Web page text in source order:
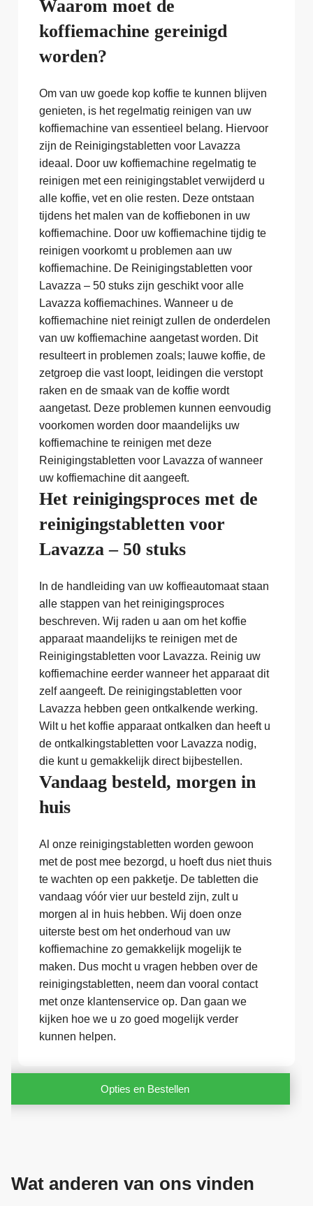
Waarom moet de
koffiemachine gereinigd
worden?
Om van uw goede kop koffie te kunnen blijven
genieten, is het regelmatig reinigen van uw
koffiemachine van essentieel belang. Hiervoor
zijn de Reinigingstabletten voor Lavazza
ideaal. Door uw koffiemachine regelmatig te
reinigen met een reinigingstablet verwijderd u
alle koffie, vet en olie resten. Deze ontstaan
tijdens het malen van de koffiebonen in uw
koffiemachine. Door uw koffiemachine tijdig te
reinigen voorkomt u problemen aan uw
koffiemachine. De Reinigingstabletten voor
Lavazza – 50 stuks zijn geschikt voor alle
Lavazza koffiemachines. Wanneer u de
koffiemachine niet reinigt zullen de onderdelen
van uw koffiemachine aangetast worden. Dit
resulteert in problemen zoals; lauwe koffie, de
zetgroep die vast loopt, leidingen die verstopt
raken en de smaak van de koffie wordt
aangetast. Deze problemen kunnen eenvoudig
voorkomen worden door maandelijks uw
koffiemachine te reinigen met deze
Reinigingstabletten voor Lavazza of wanneer
uw koffiemachine dit aangeeft.
Het reinigingsproces met de
reinigingstabletten voor
Lavazza – 50 stuks
In de handleiding van uw koffieautomaat staan
alle stappen van het reinigingsproces
beschreven. Wij raden u aan om het koffie
apparaat maandelijks te reinigen met de
Reinigingstabletten voor Lavazza. Reinig uw
koffiemachine eerder wanneer het apparaat dit
zelf aangeeft. De reinigingstabletten voor
Lavazza hebben geen ontkalkende werking.
Wilt u het koffie apparaat ontkalken dan heeft u
de ontkalkingstabletten voor Lavazza nodig,
die kunt u gemakkelijk direct bijbestellen.
Vandaag besteld, morgen in
huis
Al onze reinigingstabletten worden gewoon
met de post mee bezorgd, u hoeft dus niet thuis
te wachten op een pakketje. De tabletten die
vandaag vóór vier uur besteld zijn, zult u
morgen al in huis hebben. Wij doen onze
uiterste best om het onderhoud van uw
koffiemachine zo gemakkelijk mogelijk te
maken. Dus mocht u vragen hebben over de
reinigingstabletten, neem dan vooral contact
met onze klantenservice op. Dan gaan we
kijken hoe we u zo goed mogelijk verder
kunnen helpen.
Opties en Bestellen
Wat anderen van ons vinden